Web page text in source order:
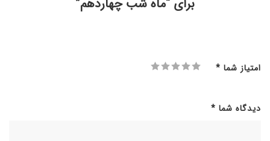
امتیاز شما *
دیدگاه شما *